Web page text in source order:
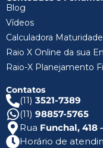
Blog
Vídeos
Calculadora
Raio X Online da sua
Raio-X Planejamento
Contatos
(11) 3521-7389
(11) 98857-5765
Rua Funchal, 418
Horário de